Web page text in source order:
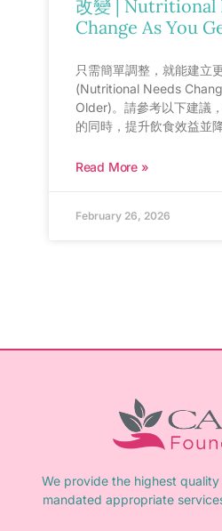
改變 | Nutritional
Change As You
只需簡單調整，就能建立
(Nutritional Needs
Older)。請參考以下建議
的同時，提升飲食效益並
Read More »
February 26, 2026
We provide the highest
mandated appropriate